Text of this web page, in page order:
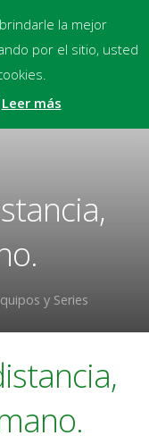
y Series
la mejor
por el sitio, usted
Leer más